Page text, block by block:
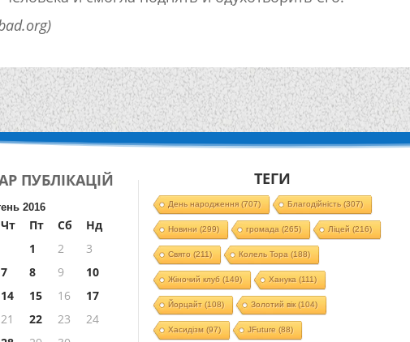
ПУБЛІКАЦІЙ
2016
Чт Пт Сб
Нд
1
2
3
7 8 9
10
14 15 16
17
21 22 23
24
ТЕГИ
День народження(707) Благодійність (307)
Новини (299) громада (265) Ліцей (216)
Свято (211) Колель Тора (188)
Жіночий клуб (149) Ханука (111)
Йорцайт (108) Золотий вік(104)
Хасидізм (97) JFuture (88)